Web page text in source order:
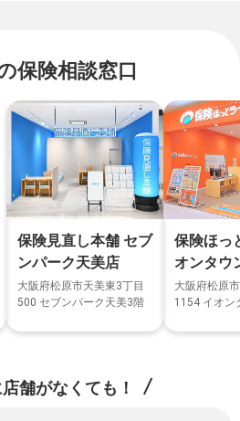
保険相談窓口
保険見直し本舗 セブ
ンパーク天美店
大阪府松原市天美東3丁目
500 セブンパーク天美3階
保険ほっ
オンタウ
大阪府松原
1154 イオン
舗がなくても！